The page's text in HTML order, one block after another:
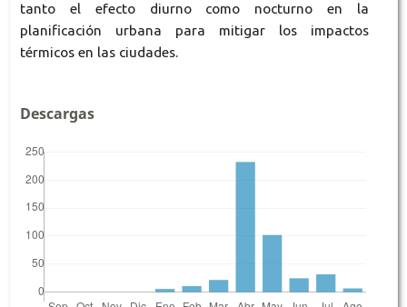
tanto el efecto diurno como nocturno en la
planificación urbana para mitigar los impactos
térmicos en las ciudades.
Descargas